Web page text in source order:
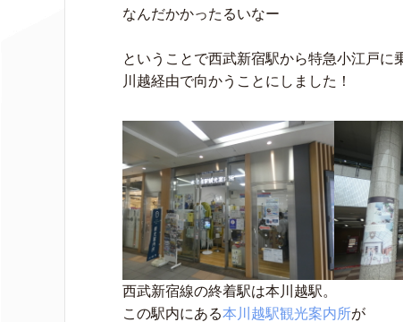
なんだかかったるいなー
ということで西武新宿駅から特急小江戸に
川越経由で向かうことにしました！
西武新宿線の終着駅は本川越駅。
この駅内にある本川越駅観光案内所が